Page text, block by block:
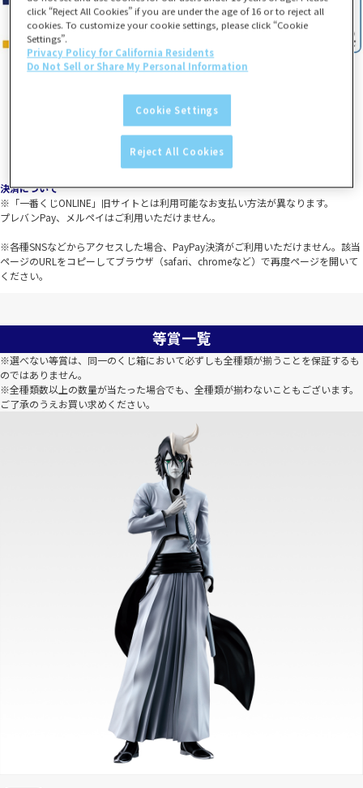
決済について
※「一番くじONLINE」旧サイトとは利用可能なお支払い方法が異なります。
プレバンPay、メルペイはご利用いただけません。
※各種SNSなどからアクセスした場合、PayPay決済がご利用いただけません。該当
ページのURLをコピーしてブラウザ（safari、chromeなど）で再度ページを開いて
ください。
等賞一覧
※選べない等賞は、同一のくじ箱において必ずしも全種類が揃うことを保証するも
のではありません。
※全種類数以上の数量が当たった場合でも、全種類が揃わないこともございます。
ご了承のうえお買い求めください。
click “Reject All Cookies” if you are under the age of 16 or to reject all
cookies. To customize your cookie settings, please click “Cookie
Settings”.
Privacy Policy for California Residents
Do Not Sell or Share My Personal Information
Cookie Settings
Reject All Cookies